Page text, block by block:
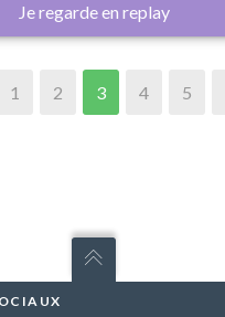
Je regarde en replay
1 2 3 4 5